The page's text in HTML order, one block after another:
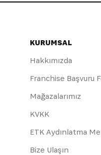
KURUMSAL
Hakkımızda
Franchise Başvuru
Mağazalarımız
KVKK
ETK Aydınlatma
Bize Ulaşın